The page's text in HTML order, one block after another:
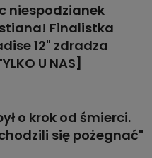
niespodzianek
Finalistka
12" zdradza
U NAS]
o krok od śmierci.
się pożegnać"